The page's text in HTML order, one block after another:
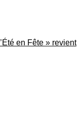
en Fête » revient